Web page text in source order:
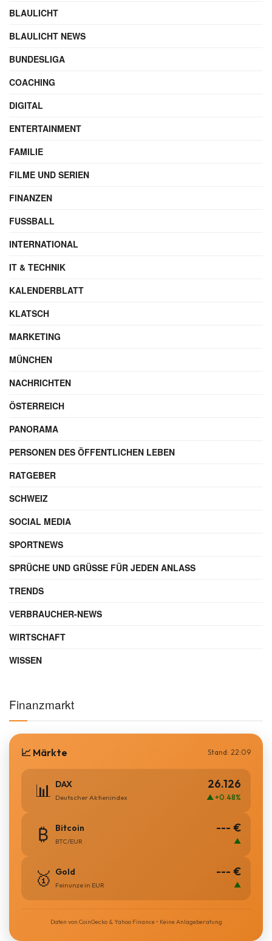
BLAULICHT
BLAULICHT NEWS
BUNDESLIGA
COACHING
DIGITAL
ENTERTAINMENT
FAMILIE
FILME UND SERIEN
FINANZEN
FUSSBALL
INTERNATIONAL
IT & TECHNIK
KALENDERBLATT
KLATSCH
MARKETING
MÜNCHEN
NACHRICHTEN
ÖSTERREICH
PANORAMA
PERSONEN DES ÖFFENTLICHEN LEBEN
RATGEBER
SCHWEIZ
SOCIAL MEDIA
SPORTNEWS
SPRÜCHE UND GRÜSSE FÜR JEDEN ANLASS
TRENDS
VERBRAUCHER-NEWS
WIRTSCHAFT
WISSEN
Finanzmarkt
📈 Märkte Stand: 22:09
📊 DAX
Deutscher Aktienindex
26.126
▲ +0.48%
₿ Bitcoin
BTC/EUR
--- €
▲
🥇 Gold
Feinunze in EUR
--- €
▲
Daten von CoinGecko & Yahoo Finance • Keine Anlageberatung